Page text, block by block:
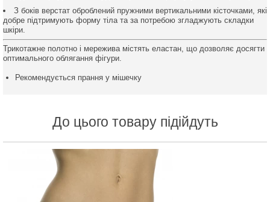
З боків верстат оброблений пружними вертикальними кісточками, які
добре підтримують форму тіла та за потребою згладжують складки
шкіри.
Трикотажне полотно і мережива містять еластан, що дозволяє досягти
оптимального облягання фігури.
Рекомендується прання у мішечку
До цього товару підійдуть